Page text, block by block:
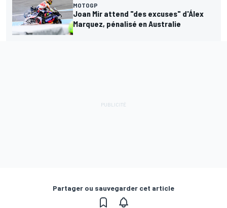
MOTOGP
Joan Mir attend "des excuses" d'Álex
Marquez, pénalisé en Australie
Partager ou sauvegarder cet article